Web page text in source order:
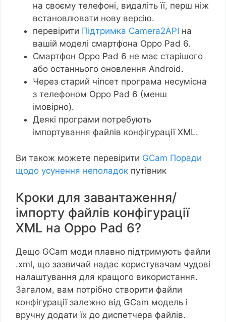
на своєму телефоні, видаліть її, перш ніж
встановлювати нову версію.
перевірити Підтримка Camera2API на
вашій моделі смартфона Oppo Pad 6.
Смартфон Oppo Pad 6 не має старішого
або останнього оновлення Android.
Через старий чіпсет програма несумісна
з телефоном Oppo Pad 6 (менш
імовірно).
Деякі програми потребують
імпортування файлів конфігурації XML.
Ви також можете перевірити GCam Поради
щодо усунення неполадок путівник
Кроки для завантаження/
імпорту файлів конфігурації
XML на Oppo Pad 6?
Дещо GCam моди плавно підтримують файли
.xml, що зазвичай надає користувачам чудові
налаштування для кращого використання.
Загалом, вам потрібно створити файли
конфігурації залежно від GCam модель і
вручну додати їх до диспетчера файлів.